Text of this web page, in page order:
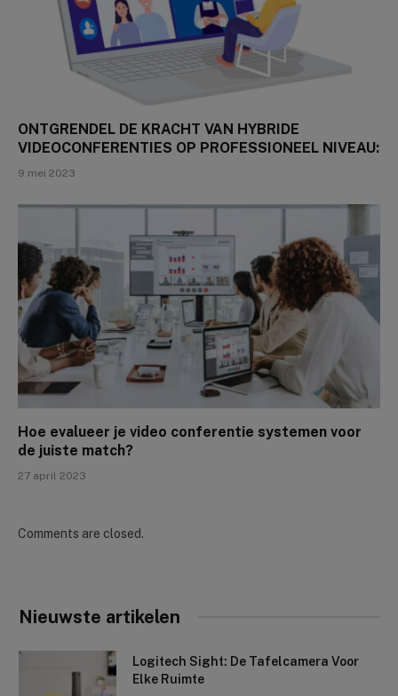
ONTGRENDEL DE KRACHT VAN HYBRIDE
VIDEOCONFERENTIES OP PROFESSIONEEL NIVEAU:
9 mei 2023
Hoe evalueer je video conferentie systemen voor
de juiste match?
27 april 2023
Comments are closed.
Nieuwste artikelen
Logitech Sight: De Tafelcamera Voor
Elke Ruimte